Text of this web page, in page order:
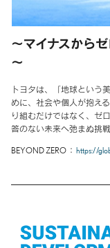
～マイナスから
～
トヨタは、「地球という
めに、社会や個人が抱え
り組むだけではなく、ゼ
答のない未来へ弛まぬ挑
BEYOND ZERO https://